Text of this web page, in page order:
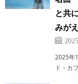
と共
みが
2025年
ド・カ